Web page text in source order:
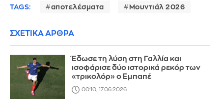
TAGS: αποτελέσματα Μουντιάλ 2026
ΣΧΕΤΙΚΑ ΑΡΘΡΑ
Έδωσε τη λύση στη Γαλλία και
ισοφάρισε δύο ιστορικά ρεκόρ των
«τρικολόρ» ο Εμπαπέ
00:10, 17.06.2026